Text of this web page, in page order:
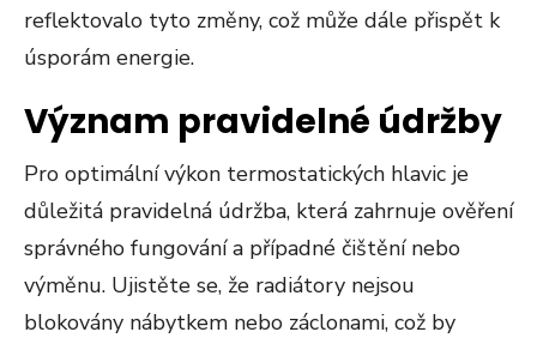
reflektovalo tyto změny, což může dále přispět k
úsporám energie.
Význam pravidelné údržby
Pro optimální výkon termostatických hlavic je
důležitá pravidelná údržba, která zahrnuje ověření
správného fungování a případné čištění nebo
výměnu. Ujistěte se, že radiátory nejsou
blokovány nábytkem nebo záclonami, což by